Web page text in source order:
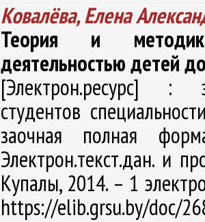
Ковалёва, Елена
Теория и
деятельностью детей
[Электрон.ресурс] :
студентов
заочная полная
Электрон.текст.дан. и
Купалы, 2014. – 1
https://elib.grsu.by/doc/